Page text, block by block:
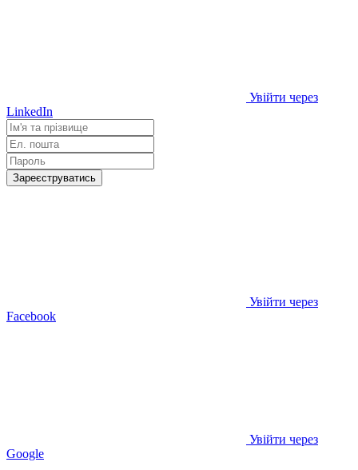
Увійти через
LinkedIn
Зареєструватись
Увійти через
Facebook
Увійти через
Google